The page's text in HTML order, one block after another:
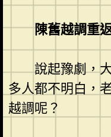
陳舊越調重
說起豫劇，
多人都不明白，
越調呢？